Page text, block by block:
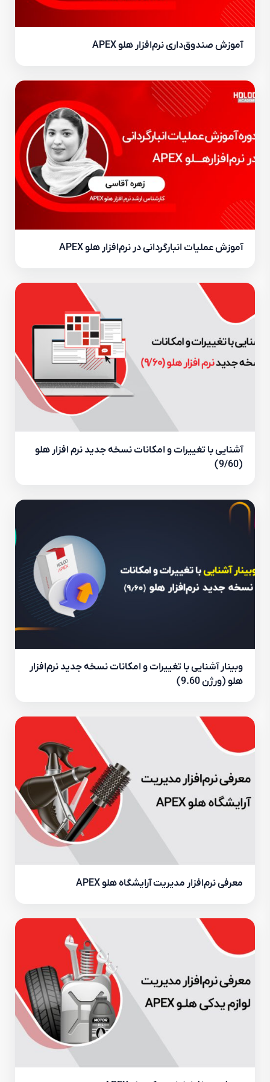
آموزش صندوق‌داری نرم‌افزار هلو APEX
آموزش عملیات انبارگردانی در نرم‌افزار هلو APEX
آشنایی با تغییرات و امکانات نسخه جدید نرم افزار هلو
(9/60)
وبینار آشنایی با تغییرات و امکانات نسخه جدید نرم‌افزار
هلو (ورژن 9.60)
معرفی نرم‌افزار مدیریت آرایشگاه هلو APEX